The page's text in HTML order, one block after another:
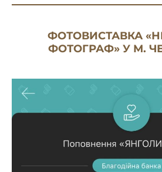
ФОТОВИСТАВКА
ФОТОГРАФ» У М.